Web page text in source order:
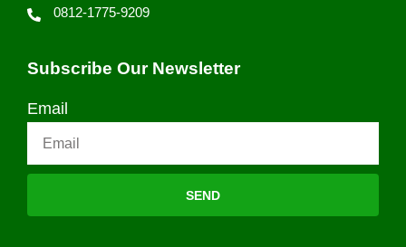
0812-1775-9209
Subscribe Our Newsletter
Email
SEND